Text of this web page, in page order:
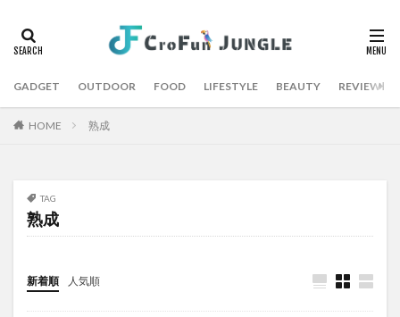
GADGET OUTDOOR FOOD LIFESTYLE BEAUTY REVIEW
HOME 熟成
TAG
熟成
新着順 人気順